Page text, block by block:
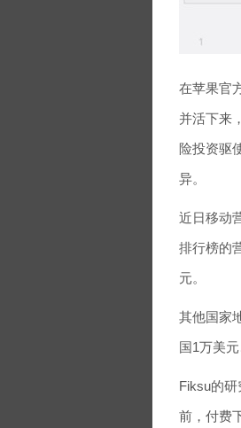
在苹果官
并活下来
险投资驱
异。
近日移动
排行榜的
元。
其他国家
国1万美
Fiksu的
前，付费